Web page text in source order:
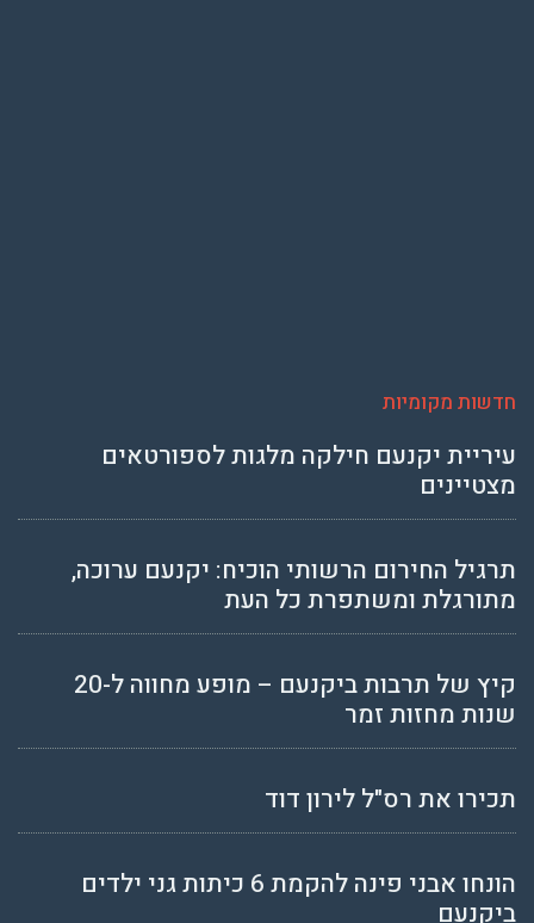
חדשות מקומיות
עיריית יקנעם חילקה מלגות לספורטאים
מצטיינים
תרגיל החירום הרשותי הוכיח: יקנעם ערוכה,
מתורגלת ומשתפרת כל העת
קיץ של תרבות ביקנעם – מופע מחווה ל-20
שנות מחזות זמר
תכירו את רס"ל לירון דוד
הונחו אבני פינה להקמת 6 כיתות גני ילדים
ביקנעם